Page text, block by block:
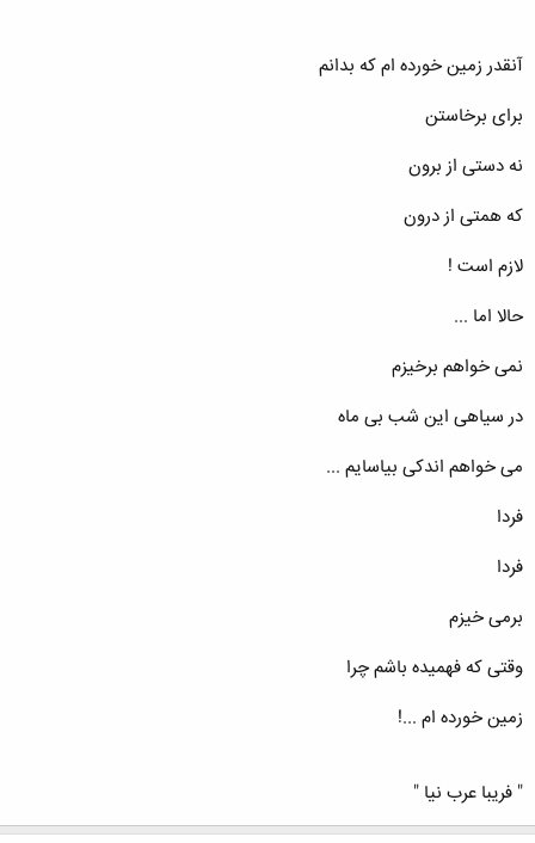
آنقدر زمین خورده ام که بدانم
برای برخاستن
نه دستی از برون
که همتی از درون
لازم است !
حالا اما ...
نمی خواهم برخیزم
در سیاهی این شب بی ماه
می خواهم اندکی بیاسایم ...
فردا
فردا
برمی خیزم
وقتی که فهمیده باشم چرا
زمین خورده ام ...!
" فریبا عرب نیا "